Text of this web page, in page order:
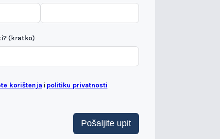
(kratko)
korištenja i politiku privatnosti
Pošaljite upit